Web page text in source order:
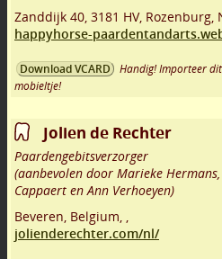
Zanddijk 40 3181 HV, Rozenburg
happyhorse-
Download VCARD
Handig! Importeer
mobieltje!
Jolien de Rechter
Paardengebitsverzorger
(aanbevolen door Marieke
Cappaert en Ann Verhoeyen)
Beveren Belgium,
jolienderechter.com/nl/